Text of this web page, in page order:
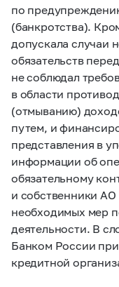
по
(банкротства).
допускала случаи
обязательств
не соблюдал
в области
(отмыванию)
путем, и
представления в
информации об
обязательному
и собственники
необходимых мер
деятельности. В
Банком России
кредитной